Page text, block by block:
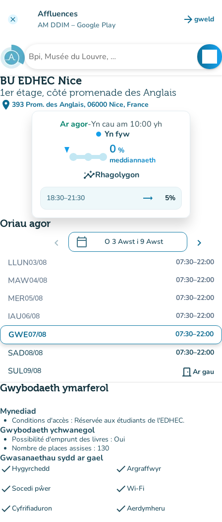
clear Affluences
AM DDIM – Google Play arrow_forward gweld
(tab
Chwilio am sefydliad
BU EDHEC Nice
1er étage, côté promenade des Anglais
place 393 Prom. des Anglais, 06000 Nice, France
(agor yn Google Maps)
(tab newydd)
Ar agor-Yn cau am 10:00 yh
Yn fyw
0%
5%
meddiannaeth
insightsRhagolygon
18:30–21:30 trending_flat
Sefydlog
5%
Oriau agor
chevron_left calendar_today O 3 Awst i 9 Awst
.Agor y calendr i newid dyddiadau chevron_right
LLUN03/08 07:30–22:00
MAW04/08 07:30–22:00
MER05/08 07:30–22:00
IAU06/08 07:30–22:00
GWE07/08 07:30–22:00
SAD08/08 07:30–22:00
SUL09/08 door_front Ar gau
Gwybodaeth ymarferol
Mynediad
Conditions d'accès : Réservée aux étudiants de l'EDHEC.
Gwybodaeth ychwanegol
Possibilité d'emprunt des livres : Oui
Nombre de places assises : 130
Gwasanaethau sydd ar gael
check Hygyrchedd checkArgraffwyr
checkSocedi pŵer checkWi-Fi
checkCyfrifiaduron checkAerdymheru